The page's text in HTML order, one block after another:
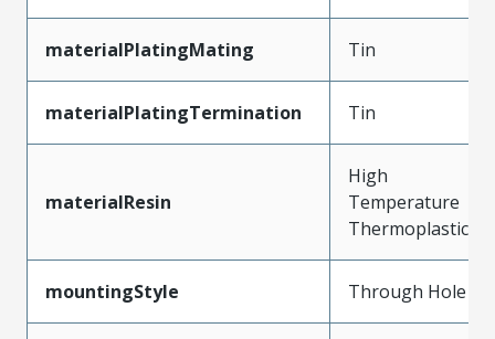
materialPlatingMating Tin
materialPlatingTermination Tin
materialResin
High
Temperature
Thermoplastic
mountingStyle Through Hole